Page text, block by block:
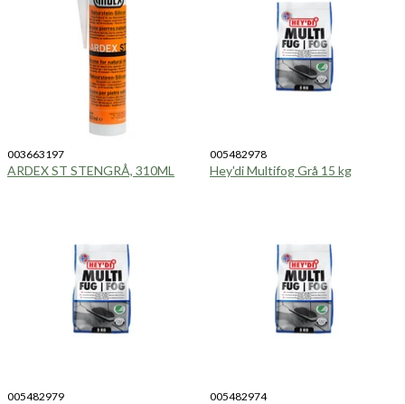
003663197
ARDEX ST STENGRÅ, 310ML
005482978
Hey'di Multifog Grå 15 kg
005482979 005482974